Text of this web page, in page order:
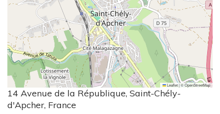
Leaflet|©OpenStreetMap
14 Avenue de la République, Saint-Chély-
d'Apcher, France